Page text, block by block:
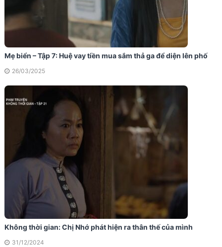
Mẹ biển – Tập 7: Huệ vay tiền mua sắm thả ga để diện lên phố
26/03/2025
Không thời gian: Chị Nhớ phát hiện ra thân thế của mình
31/12/2024